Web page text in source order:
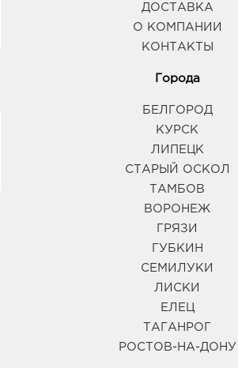
ДОСТАВКА
О КОМПАНИИ
КОНТАКТЫ
Города
БЕЛГОРОД
КУРСК
ЛИПЕЦК
СТАРЫЙ ОСКОЛ
ТАМБОВ
ВОРОНЕЖ
ГРЯЗИ
ГУБКИН
СЕМИЛУКИ
ЛИСКИ
ЕЛЕЦ
ТАГАНРОГ
РОСТОВ-НА-ДОНУ